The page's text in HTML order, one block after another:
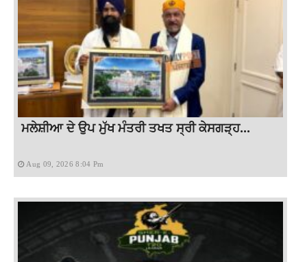
ਮਲੇਸ਼ੀਆ ਦੇ ਉਪ ਮੁੱਖ ਮੰਤਰੀ ਤਖਤ ਸ੍ਰੀ ਕੇਸਗੜ੍ਹ...
Aug 09, 2026 8:04 Pm